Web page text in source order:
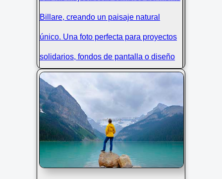
Atardecer en Circo de Lescun,
Pirineos